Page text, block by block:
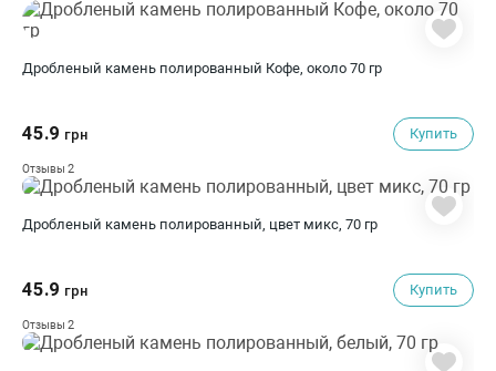
Дробленый камень полированный Кофе, около 70 гр
45.9 грн Купить
Отзывы 2
Дробленый камень полированный, цвет микс, 70 гр
45.9 грн Купить
Отзывы 2